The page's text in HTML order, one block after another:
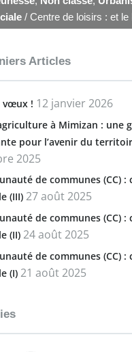
/ Centre de loisirs : et le
Articles
vœux ! 12 janvier 2026
à Mimizan : une
pour l’avenir du
2025
de communes (CC)
(III) 27 août 2025
de communes (CC)
(II) 24 août 2025
de communes (CC)
(I) 21 août 2025